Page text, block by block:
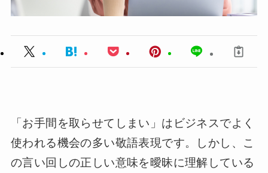
「お手間を取らせてしまい」はビジネスでよく
使われる機会の多い敬語表現です。しかし、こ
の言い回しの正しい意味を曖昧に理解している